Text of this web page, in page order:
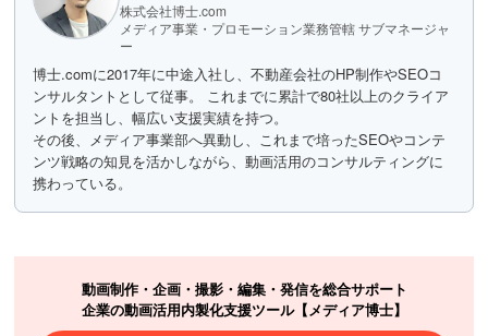
株式会社博士.com
メディア事業・プロモーション業務管轄 サブマネージャ
ー
博士.comに2017年に中途入社し、不動産会社のHP制作やSEOコ
ンサルタントとして従事。 これまでに累計で80社以上のクライア
ントを担当し、幅広い支援実績を持つ。
その後、メディア事業部へ異動し、これまで培ったSEOやコンテ
ンツ戦略の知見を活かしながら、動画活用のコンサルティングに
携わっている。
動画制作・企画・撮影・編集・発信を総合サポート
企業の動画活用内製化支援ツール【メディア博士】